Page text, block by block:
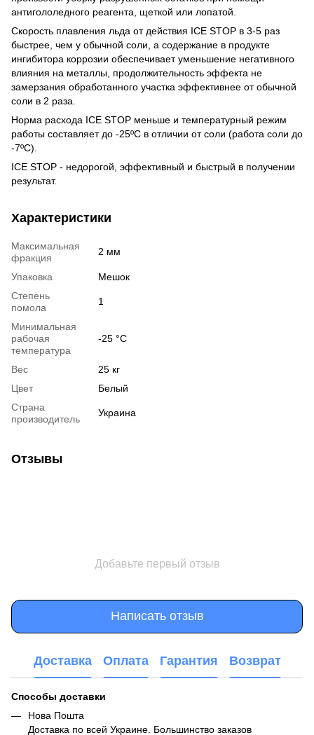
антигололедного реагента, щеткой или лопатой.
Скорость плавления льда от действия ICE STOP в 3-5 раз
быстрее, чем у обычной соли, а содержание в продукте
ингибитора коррозии обеспечивает уменьшение негативного
влияния на металлы, продолжительность эффекта не
замерзания обработанного участка эффективнее от обычной
соли в 2 раза.
Норма расхода ICE STOP меньше и температурный режим
работы составляет до -25ºС в отличии от соли (работа соли до
-7ºС).
ICE STOP - недорогой, эффективный и быстрый в получении
результат.
Характеристики
Максимальная
фракция
2 мм
Упаковка
Мешок
Степень
помола
1
Минимальная
рабочая
температура
-25 °С
Вес
25 кг
Цвет
Белый
Страна
производитель
Украина
Отзывы
Добавьте первый отзыв
Написать отзыв
Доставка Оплата Гарантия Возврат
Способы доставки
Нова Пошта
Доставка по всей Украине. Большинство заказов